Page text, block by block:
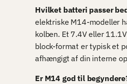
Hvilket batteri passer
elektriske M14-modeller
kolben. Et 7.4V eller
block-format er typisk et
afhængigt af din interne
Er M14 god til